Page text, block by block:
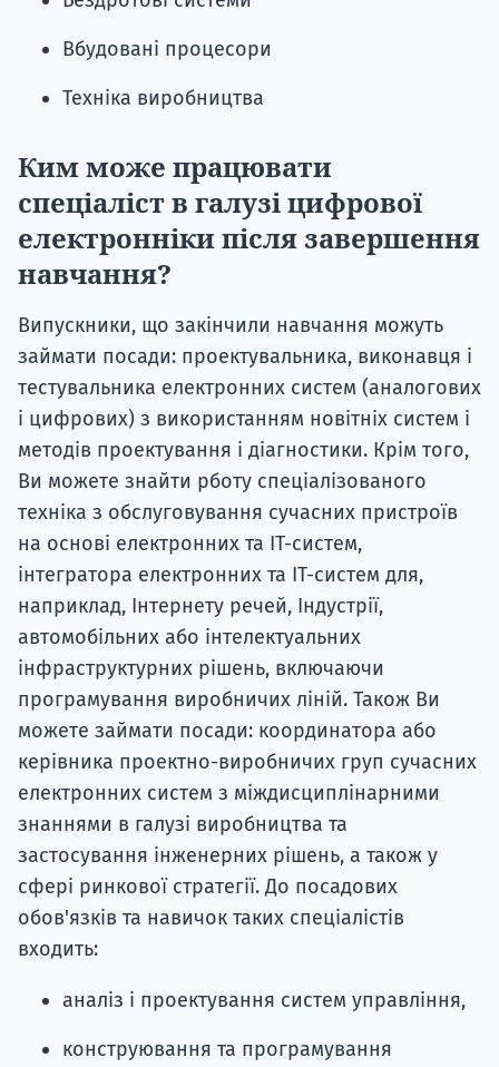
Вбудовані процесори
Техніка виробництва
Ким може працювати
спеціаліст в галузі цифрової
електронніки після завершення
навчання?
Випускники, що закінчили навчання можуть
займати посади: проектувальника, виконавця і
тестувальника електронних систем (аналогових
і цифрових) з використанням новітніх систем і
методів проектування і діагностики. Крім того,
Ви можете знайти рботу спеціалізованого
техніка з обслуговування сучасних пристроїв
на основі електронних та ІТ-систем,
інтегратора електронних та ІТ-систем для,
наприклад, Інтернету речей, Індустрії,
автомобільних або інтелектуальних
інфраструктурних рішень, включаючи
програмування виробничих ліній. Також Ви
можете займати посади: координатора або
керівника проектно-виробничих груп сучасних
електронних систем з міждисциплінарними
знаннями в галузі виробництва та
застосування інженерних рішень, а також у
сфері ринкової стратегії. До посадових
обов'язків та навичок таких спеціалістів
входить:
аналіз і проектування систем управління,
конструювання та програмування